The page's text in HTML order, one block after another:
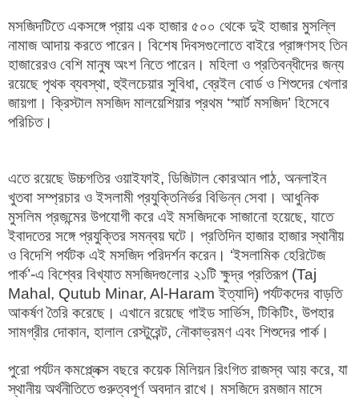
মসজিদটিতে একসঙ্গে প্রায় এক হাজার ৫০০ থেকে দুই হাজার মুসল্লি
নামাজ আদায় করতে পারেন। বিশেষ দিবসগুলোতে বাইরে প্রাঙ্গণসহ তিন
হাজারেরও বেশি মানুষ অংশ নিতে পারেন। মহিলা ও প্রতিবন্ধীদের জন্য
রয়েছে পৃথক ব্যবস্থা, হুইলচেয়ার সুবিধা, ব্রেইল বোর্ড ও শিশুদের খেলার
জায়গা। ক্রিস্টাল মসজিদ মালয়েশিয়ার প্রথম ‘স্মার্ট মসজিদ’ হিসেবে
পরিচিত।
এতে রয়েছে উচ্চগতির ওয়াইফাই, ডিজিটাল কোরআন পাঠ, অনলাইন
খুতবা সম্প্রচার ও ইসলামী প্রযুক্তিনির্ভর বিভিন্ন সেবা। আধুনিক
মুসলিম প্রজন্মের উপযোগী করে এই মসজিদকে সাজানো হয়েছে, যাতে
ইবাদতের সঙ্গে প্রযুক্তির সমন্বয় ঘটে। প্রতিদিন হাজার হাজার স্থানীয়
ও বিদেশি পর্যটক এই মসজিদ পরিদর্শন করেন। ‘ইসলামিক হেরিটেজ
পার্ক’-এ বিশ্বের বিখ্যাত মসজিদগুলোর ২১টি ক্ষুদ্র প্রতিরূপ (Taj
Mahal, Qutub Minar, Al-Haram ইত্যাদি) পর্যটকদের বাড়তি
আকর্ষণ তৈরি করেছে। এখানে রয়েছে গাইড সার্ভিস, টিকিটিং, উপহার
সামগ্রীর দোকান, হালাল রেস্টুরেন্ট, নৌকাভ্রমণ এবং শিশুদের পার্ক।
পুরো পর্যটন কমপ্ল্লেক্স বছরে কয়েক মিলিয়ন রিংগিত রাজস্ব আয় করে, যা
স্থানীয় অর্থনীতিতে গুরুত্বপূর্ণ অবদান রাখে। মসজিদে রমজান মাসে